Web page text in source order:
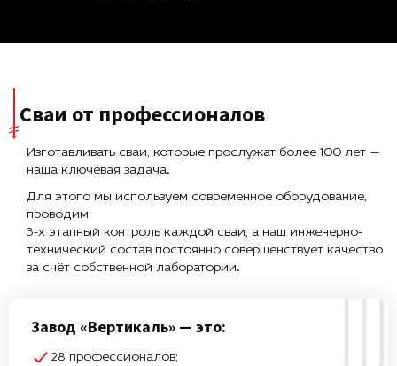
Сваи от профессионалов
Изготавливать сваи, которые прослужат более 100 лет —
наша ключевая задача.
Для этого мы используем современное оборудование,
проводим
3-х этапный контроль каждой сваи, а наш инженерно-
технический состав постоянно совершенствует качество
за счёт собственной лаборатории.
Завод «Вертикаль» — это:
28 профессионалов;